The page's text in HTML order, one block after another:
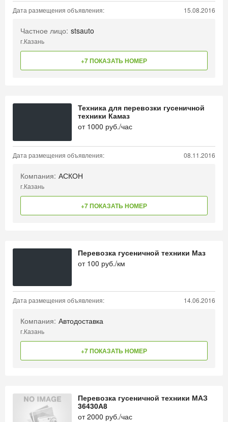
Дата размещения объявления: 15.08.2016
Частное лицо: stsauto
г.Казань
+7 ПОКАЗАТЬ НОМЕР
Техника для перевозки гусеничной
техники Камаз
от 1000 руб./час
Дата размещения объявления: 08.11.2016
Компания: АСКОН
г.Казань
+7 ПОКАЗАТЬ НОМЕР
Перевозка гусеничной техники Маз
от 100 руб./км
Дата размещения объявления: 14.06.2016
Компания: Автодоставка
г.Казань
+7 ПОКАЗАТЬ НОМЕР
Перевозка гусеничной техники МАЗ
36430А8
от2000 руб./час